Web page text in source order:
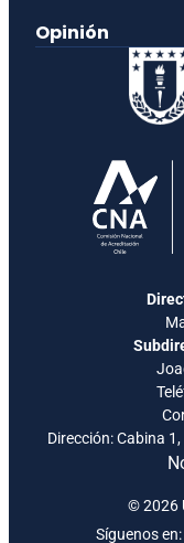
Opinión
Dirección: Cabina
Síguenos en:
© 2026